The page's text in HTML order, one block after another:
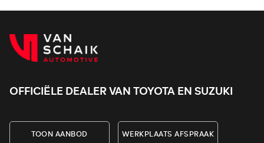
OFFICIËLE DEALER VAN TOYOTA EN SUZUKI
TOON AANBOD WERKPLAATS AFSPRAAK